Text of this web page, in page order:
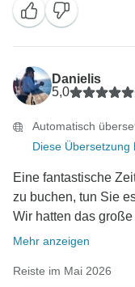
großes
Arigatou
Danielis
5,0
Automatisch
Diese Übersetzung
Eine fantastische
zu buchen, tun Sie
Wir hatten das große
Mehr anzeigen
Reiste im Mai 2026